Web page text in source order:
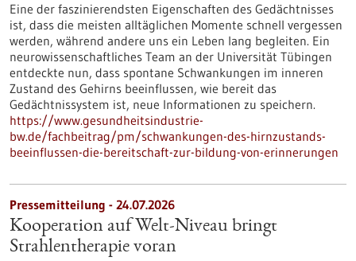
Eine der faszinierendsten Eigenschaften des Gedächtnisses
ist, dass die meisten alltäglichen Momente schnell vergessen
werden, während andere uns ein Leben lang begleiten. Ein
neurowissenschaftliches Team an der Universität Tübingen
entdeckte nun, dass spontane Schwankungen im inneren
Zustand des Gehirns beeinflussen, wie bereit das
Gedächtnissystem ist, neue Informationen zu speichern.
https://www.gesundheitsindustrie-
bw.de/fachbeitrag/pm/schwankungen-des-hirnzustands-
beeinflussen-die-bereitschaft-zur-bildung-von-erinnerungen
Pressemitteilung - 24.07.2026
Kooperation auf Welt-Niveau bringt
Strahlentherapie voran